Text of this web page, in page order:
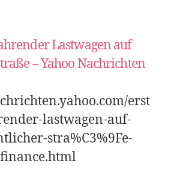
Lastwagen auf
– Yahoo Nachrichten
erst
lastwagen-auf-
stra%C3%9Fe-